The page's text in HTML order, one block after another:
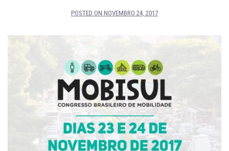
POSTED ON NOVEMBRO 24, 2017